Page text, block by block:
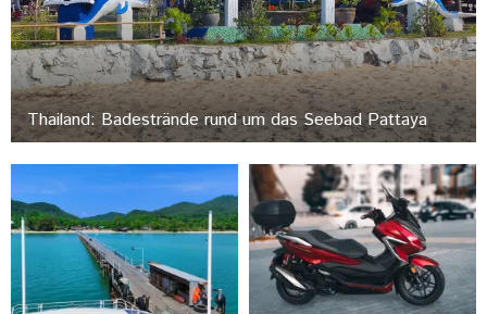
Thailand: Badestrände rund um das Seebad Pattaya